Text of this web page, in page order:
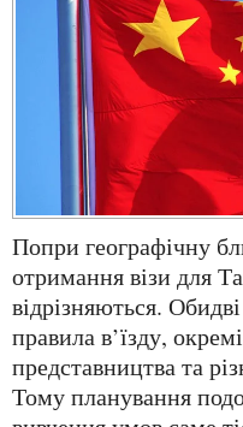
Попри географічну близькість, процедури
отримання візи для
відрізняються.
правила в’їзду,
представництва та
Тому планування